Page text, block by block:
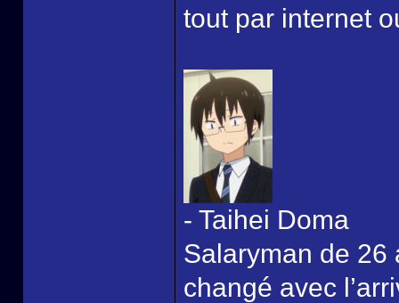
tout par internet
- Taihei Doma
Salaryman de 26
changé avec